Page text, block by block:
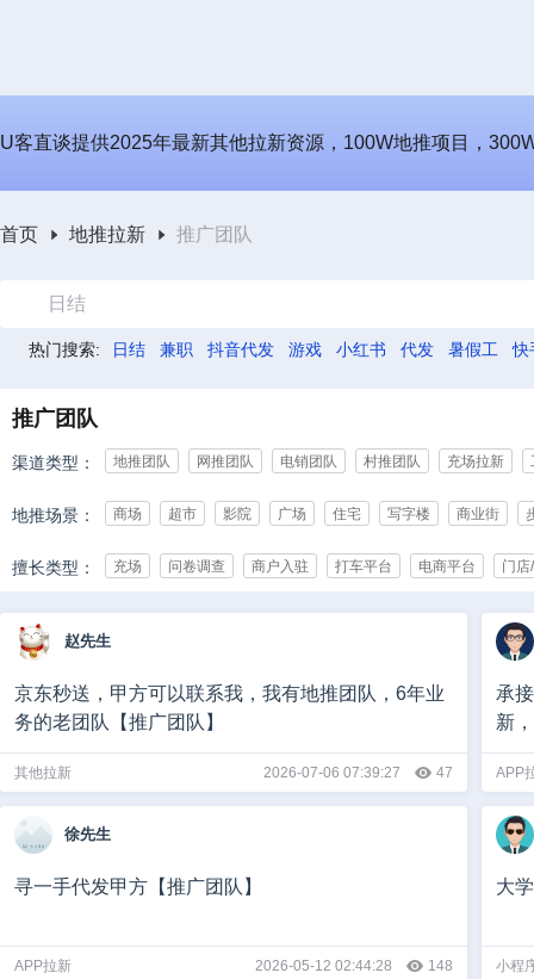
U客直谈提供2025年最新其他拉新资源，100W地推项目，
首页 地推拉新 推广团队
日结
热门搜索: 日结 兼职 抖音代发 游戏 小红书 代发 暑假工 快
推广团队
渠道类型： 地推团队 网推团队 电销团队 村推团队 充场拉新
地推场景： 商场 超市 影院 广场 住宅 写字楼 商业街
擅长类型： 充场 问卷调查 商户入驻 打车平台 电商平台 门店
承接行业： IT/互联网 游戏 影视/动漫 亲子/母婴 教育/培训
化
能
团队规模： 0-10人 10-50人 50-500人 500-1000人 1000人以上
推广日量： 1-50 50-500 10000-100000
赵先生
京东秒送，甲方可以联系我，我有地推团队，6年业
务的老团队【推广团队】
其他拉新 2026-07-06 07:39:27 47
承
新
APP
徐先生
寻一手代发甲方【推广团队】
APP拉新 2026-05-12 02:44:28 148
大
小程